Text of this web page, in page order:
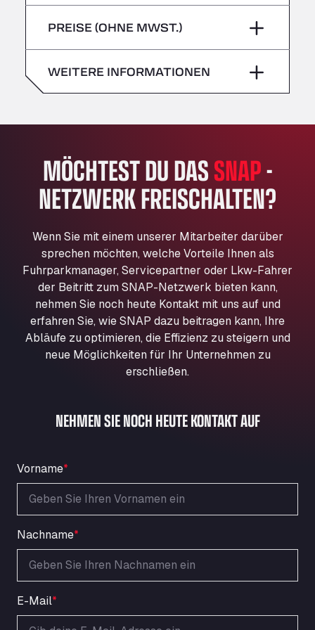
All 4 Trucks
Klaverbladstaat 21, 3560
American Truck Wash
Av. des Etats-Unis 90, 6041
Aut. A4 Salida 288 Pol. Ind. del Guadiel, 23210
AP7 Salida 2, C/ Bassegoda, 4, 17700
Andamur Pamplona
A-15 Salida Imarcoain, 31119
Aut A1 Exit 385, 01207
Anglia Motel
Washway Road, PE12 8LT
Anpol Sp. z o.o.
Ul. Torunska 147, 85884
Aqua Ariva GmbH
Marie-Curie-Straße 24, 68219
Aral Autohof Bockel
Oppelner Str. 1, 31167
ARAL Autohof Preis
Schellweilerstraße 1, 66871
ARAL Tankstelle - XXL Truckwash.de
GmbH
Ardleigh South Services
a120 westbound, CO77SL
Area 47 Hermanos Rico
Autovia A4 km 47, 28300
Sonntag –
Samstag –
Sonntag –
PREISE (OHNE MWST.)
WEITERE INFORMATIONEN
MÖCHTEST DU DASSNAP-
NETZWERK FREISCHALTEN?
Wenn Sie mit einem unserer Mitarbeiter darüber
sprechen möchten, welche Vorteile Ihnen als
Fuhrparkmanager, Servicepartner oder Lkw-Fahrer
der Beitritt zum SNAP-Netzwerk bieten kann,
nehmen Sie noch heute Kontakt mit uns auf und
erfahren Sie, wie SNAP dazu beitragen kann, Ihre
Abläufe zu optimieren, die Effizienz zu steigern und
neue Möglichkeiten für Ihr Unternehmen zu
erschließen.
NEHMEN SIE NOCH HEUTE KONTAKT AUF
Vorname*
Nachname*
E-Mail*